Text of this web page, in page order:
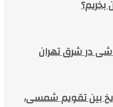
بخریم؟
در شرق تهران
بین تقویم شمسی،